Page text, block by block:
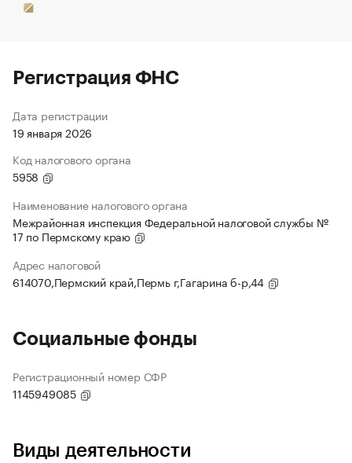
Регистрация ФНС
Дата регистрации
19 января 2026
Код налогового органа
5958
Наименование налогового органа
Межрайонная инспекция Федеральной налоговой службы №
17 по Пермскому краю
Адрес налоговой
614070,Пермский край,Пермь г,Гагарина б-р,44
Социальные фонды
Регистрационный номер СФР
1145949085
Виды деятельности